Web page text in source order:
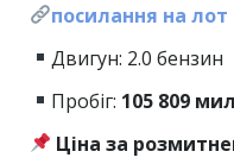
посилання на лот
Двигун: 2.0 бензин
Пробіг: 105 809
Ціна за